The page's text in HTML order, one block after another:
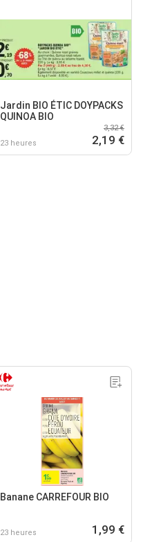
Jardin BIO ÉTIC DOYPACKS
QUINOA BIO
23 heures
3,32 €
2,19 €
Banane CARREFOUR BIO
23 heures 1,99 €